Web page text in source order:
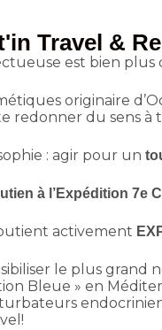
Travel &
est bien plus
originaire
redonner du sens à
: agir pour un
à l’Expédition 7e
activement
le plus
Bleue » en